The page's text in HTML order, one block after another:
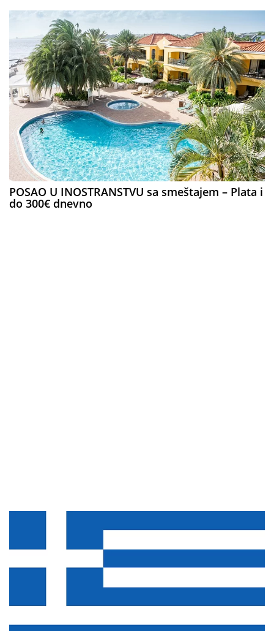
POSAO U INOSTRANSTVU sa smeštajem – Plata i
do 300€ dnevno